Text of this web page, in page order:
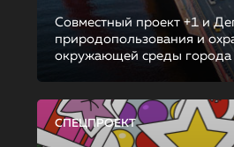
Совместный проект +1 и
природопользования и
окружающей среды
СПЕЦПРОЕКТ